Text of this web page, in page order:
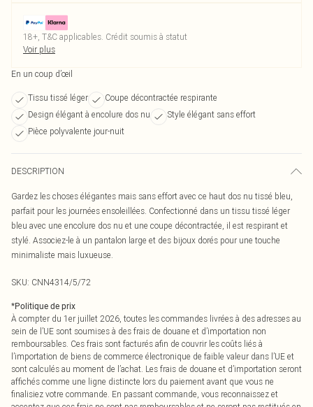
18+, T&C applicables. Crédit soumis à statut
Voir plus
En un coup d’œil
Tissu tissé léger
Coupe décontractée respirante
Design élégant à encolure dos nu
Style élégant sans effort
Pièce polyvalente jour-nuit
DESCRIPTION
Gardez les choses élégantes mais sans effort avec ce haut dos nu tissé bleu,
parfait pour les journées ensoleillées. Confectionné dans un tissu tissé léger
bleu avec une encolure dos nu et une coupe décontractée, il est respirant et
stylé. Associez-le à un pantalon large et des bijoux dorés pour une touche
minimaliste mais luxueuse.
SKU: CNN4314/5/72
*Politique de prix
À compter du 1er juillet 2026, toutes les commandes livrées à des adresses au
sein de l’UE sont soumises à des frais de douane et d’importation non
remboursables. Ces frais sont facturés afin de couvrir les coûts liés à
l’importation de biens de commerce électronique de faible valeur dans l’UE et
sont calculés au moment de l’achat. Les frais de douane et d’importation seront
affichés comme une ligne distincte lors du paiement avant que vous ne
finalisiez votre commande. En passant commande, vous reconnaissez et